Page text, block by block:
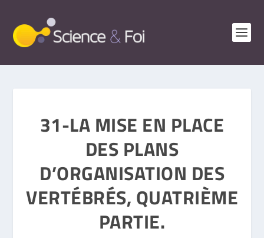
31-LA MISE EN PLACE
DES PLANS
D’ORGANISATION DES
VERTÉBRÉS, QUATRIÈME
PARTIE.